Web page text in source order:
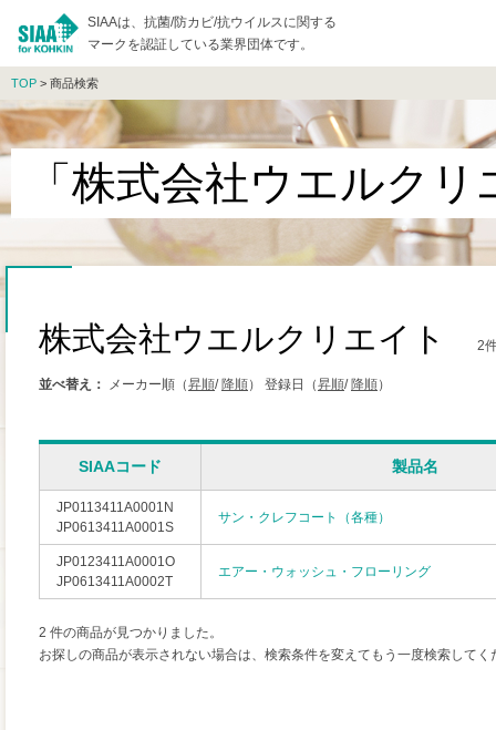
SIAAは、抗菌/防カビ/抗ウイルスに関する
マークを認証している業界団体です。
TOP > 商品検索
「株式会社ウエルク
株式会社ウエルクリエイト 2
並べ替え： メーカー順（昇順/ 降順） 登録日（昇順/ 降順）
SIAAコード 製品名
JP0113411A0001N
JP0613411A0001S
サン・クレフコート（各種）
JP0123411A0001O
JP0613411A0002T
エアー・ウォッシュ・フローリング
2 件の商品が見つかりました。
お探しの商品が表示されない場合は、検索条件を変えてもう一度検索してく